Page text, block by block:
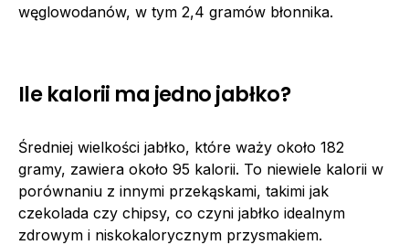
węglowodanów, w tym 2,4 gramów błonnika.
Ile kalorii ma jedno jabłko?
Średniej wielkości jabłko, które waży około 182
gramy, zawiera około 95 kalorii. To niewiele kalorii w
porównaniu z innymi przekąskami, takimi jak
czekolada czy chipsy, co czyni jabłko idealnym
zdrowym i niskokalorycznym przysmakiem.